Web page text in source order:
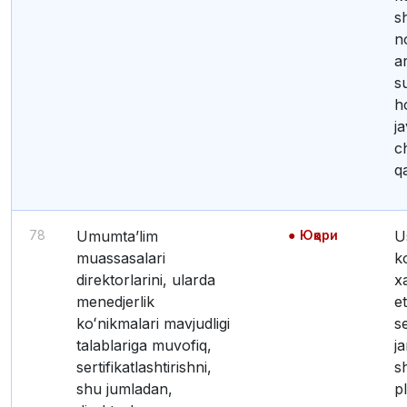
78
Umumtaʼlim
muassasalari
direktorlarini, ularda
menedjerlik
koʻnikmalari mavjudligi
talablariga muvofiq,
sertifikatlashtirishni,
shu jumladan,
Юқори
Ushbu jarayonda